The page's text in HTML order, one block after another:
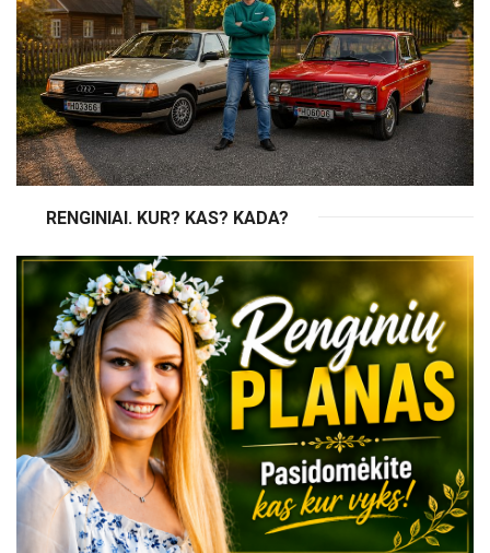
RENGINIAI. KUR? KAS? KADA?